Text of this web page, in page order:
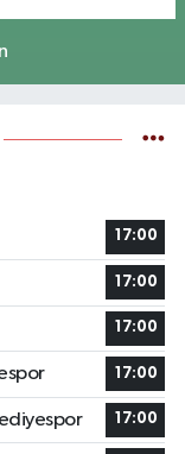
17:00
17:00
17:00
17:00
17:00